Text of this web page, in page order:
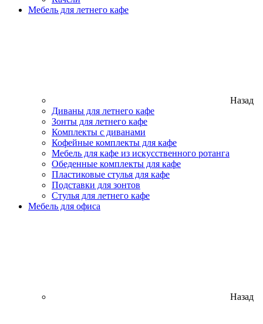
Мебель для летнего кафе
Назад
Диваны для летнего кафе
Зонты для летнего кафе
Комплекты с диванами
Кофейные комплекты для кафе
Мебель для кафе из искусственного ротанга
Обеденные комплекты для кафе
Пластиковые стулья для кафе
Подставки для зонтов
Стулья для летнего кафе
Мебель для офиса
Назад